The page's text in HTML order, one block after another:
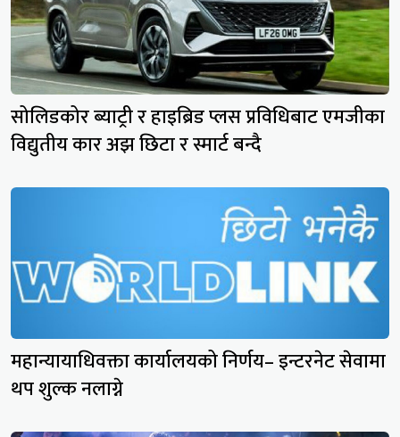
सोलिडकोर ब्याट्री र हाइब्रिड प्लस प्रविधिबाट एमजीका
विद्युतीय कार अझ छिटा र स्मार्ट बन्दै
महान्यायाधिवक्ता कार्यालयको निर्णय– इन्टरनेट सेवामा
थप शुल्क नलाग्ने